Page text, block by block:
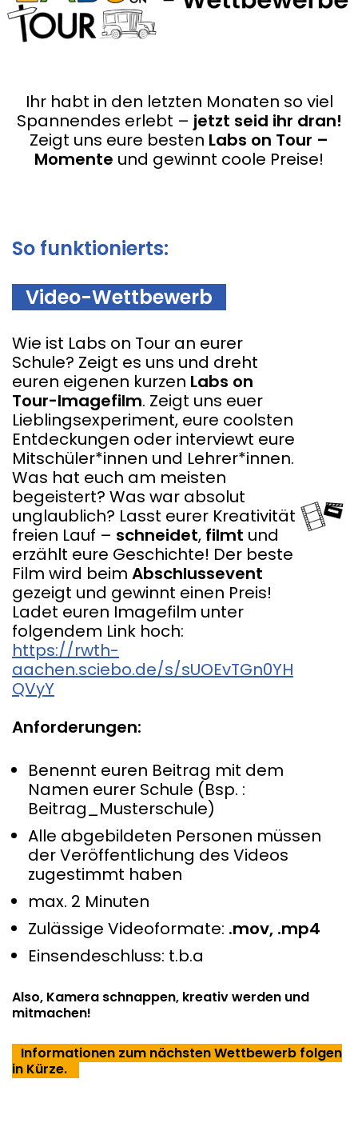
Ihr habt in den letzten Monaten so viel
Spannendes erlebt – jetzt seid ihr dran!
Zeigt uns eure besten Labs on Tour –
Momente und gewinnt coole Preise!
So funktionierts:
Video-Wettbewerb
Wie ist Labs on Tour an eurer
Schule? Zeigt es uns und dreht
euren eigenen kurzen Labs on
Tour-Imagefilm. Zeigt uns euer
Lieblingsexperiment, eure coolsten
Entdeckungen oder interviewt eure
Mitschüler*innen und Lehrer*innen.
Was hat euch am meisten
begeistert? Was war absolut
unglaublich? Lasst eurer Kreativität
freien Lauf – schneidet, filmt und
erzählt eure Geschichte! Der beste
Film wird beim Abschlussevent
gezeigt und gewinnt einen Preis!
Ladet euren Imagefilm unter
folgendem Link hoch:
https://rwth-
aachen.sciebo.de/s/sUOEvTGn0YH
QVyY
Anforderungen:
Benennt euren Beitrag mit dem
Namen eurer Schule (Bsp. :
Beitrag_Musterschule)
Alle abgebildeten Personen müssen
der Veröffentlichung des Videos
zugestimmt haben
max. 2 Minuten
Zulässige Videoformate: .mov, .mp4
Einsendeschluss: t.b.a
Also, Kamera schnappen, kreativ werden und
mitmachen!
Informationen zum nächsten Wettbewerb folgen
in Kürze.